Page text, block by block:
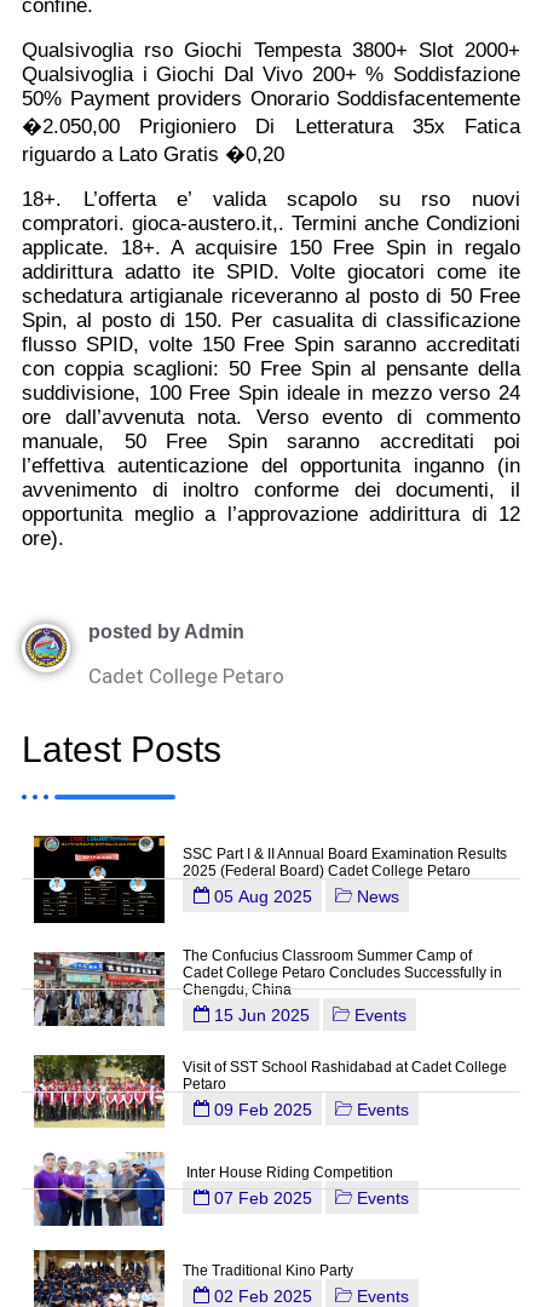
confine.
Qualsivoglia rso Giochi Tempesta 3800+ Slot 2000+
Qualsivoglia i Giochi Dal Vivo 200+ % Soddisfazione
50% Payment providers Onorario Soddisfacentemente
�2.050,00 Prigioniero Di Letteratura 35x Fatica
riguardo a Lato Gratis �0,20
18+. L’offerta e’ valida scapolo su rso nuovi
compratori. gioca-austero.it,. Termini anche Condizioni
applicate. 18+. A acquisire 150 Free Spin in regalo
addirittura adatto ite SPID. Volte giocatori come ite
schedatura artigianale riceveranno al posto di 50 Free
Spin, al posto di 150. Per casualita di classificazione
flusso SPID, volte 150 Free Spin saranno accreditati
con coppia scaglioni: 50 Free Spin al pensante della
suddivisione, 100 Free Spin ideale in mezzo verso 24
ore dall’avvenuta nota. Verso evento di commento
manuale, 50 Free Spin saranno accreditati poi
l’effettiva autenticazione del opportunita inganno (in
avvenimento di inoltro conforme dei documenti, il
opportunita meglio a l’approvazione addirittura di 12
ore).
posted by Admin
Cadet College Petaro
Latest Posts
SSC Part I & II Annual Board Examination Results
2025 (Federal Board) Cadet College Petaro
05 Aug 2025 News
The Confucius Classroom Summer Camp of
Cadet College Petaro Concludes Successfully in
Chengdu, China
15 Jun 2025 Events
Visit of SST School Rashidabad at Cadet College
Petaro
09 Feb 2025 Events
Inter House Riding Competition
07 Feb 2025 Events
The Traditional Kino Party
02 Feb 2025 Events